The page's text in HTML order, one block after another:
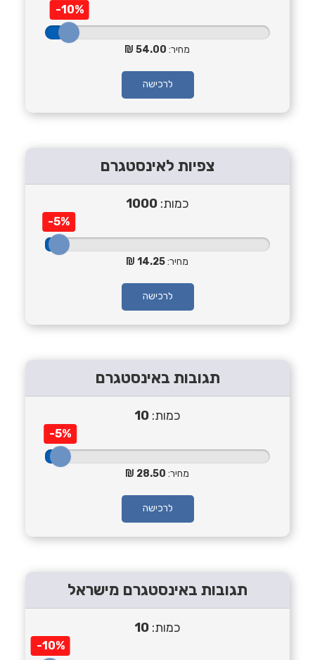
-10%
מחיר: 54.00
לרכישה
צפיות לאינסטגרם
כמות: 1000
-5%
מחיר:14.25
לרכישה
תגובות באינסטגרם
כמות: 10
-5%
מחיר: 28.50
לרכישה
תגובות באינסטגרם מישראל
כמות: 10
-10%